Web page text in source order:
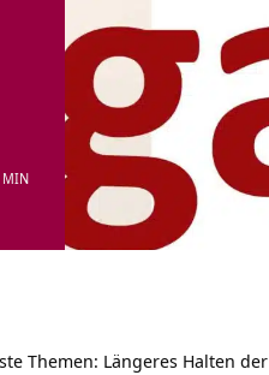
MIN
Themen: Längeres Halten der